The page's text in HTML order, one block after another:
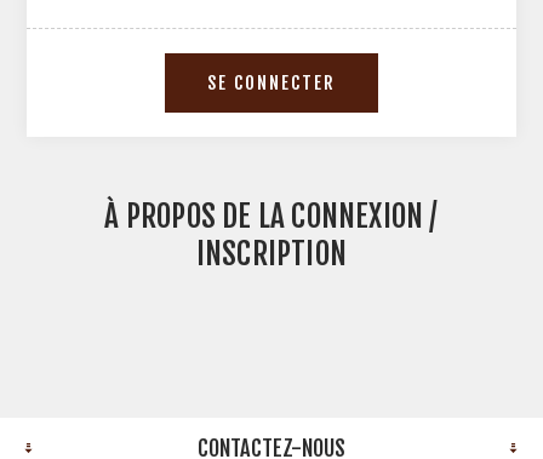
À PROPOS DE LA CONNEXION /
INSCRIPTION
CONTACTEZ-NOUS